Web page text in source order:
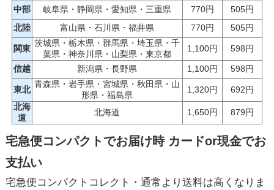
中部 岐阜県・静岡県・愛知県・三重県 770円
505円
北陸
富山県・石川県・福井県 770円 505円
関東
茨城県・栃木県・群馬県・埼玉県・千
葉県・神奈川県・山梨県・東京都
1,100円 598円
信越 新潟県・長野県 1,100円 598円
東北
青森県・岩手県・宮城県・秋田県・山
形県・福島県
1,320円
692円
北海
道
北海道 1,650円 879円
宅急便コンパクトでお届け時 カードor現金でお
支払い
宅急便コンパクトコレクト・通常より送料は高くなりま